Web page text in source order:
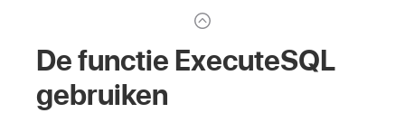
De functie ExecuteSQL
gebruiken